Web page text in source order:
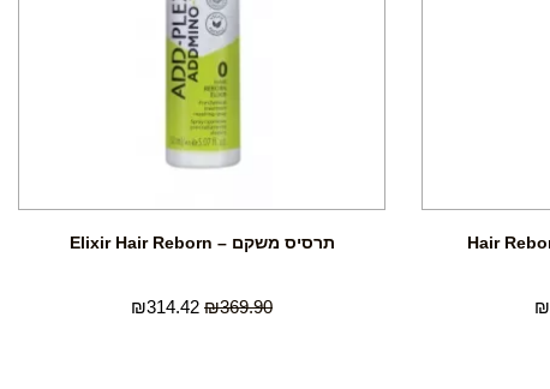
₪
תרסיס משקם – Elixir Hair Reborn
₪369.90
₪314.42